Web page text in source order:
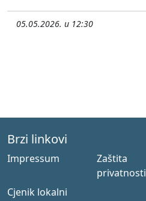
05.05.2026. u 12:30
Brzi linkovi
Impressum
Zaštita
privatnosti
Cjenik lokalni